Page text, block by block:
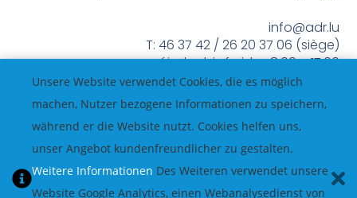
info@adr.lu
T: 46 37 42 / 26 20 37 06 (siège)
méindes bis freides 8:00 – 17:00
Unsere Website verwendet Cookies, die es möglich
machen, Nutzer bezogene Informationen zu speichern,
während er die Website nutzt. Cookies helfen uns,
unser Angebot kundenfreundlicher zu gestalten.
Weitere Informationen Des Weiteren verwendet unsere
Website Google Analytics, einen Webanalysedienst von